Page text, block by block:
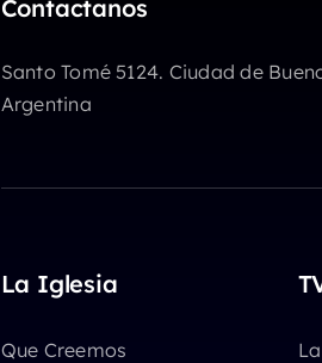
Contactanos
Santo Tomé 5124. Ciudad de
Argentina
La Iglesia
Que Creemos